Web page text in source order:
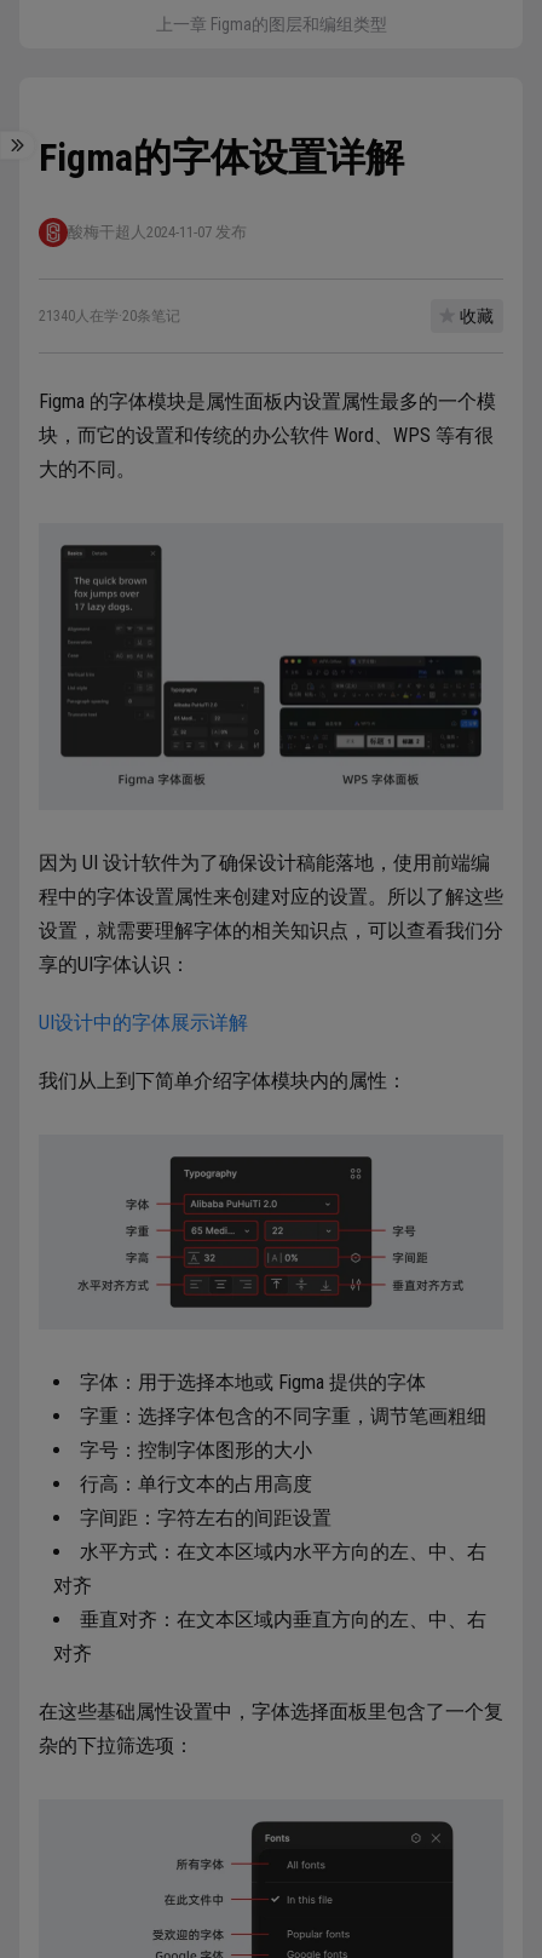
上一章 Figma的图层和编组类型
Figma的字体设置详解
酸梅干超人 2024-11-07 发布
21340人在学·20条笔记 收藏
Figma 的字体模块是属性面板内设置属性最多的一个模
块，而它的设置和传统的办公软件 Word、WPS 等有很
大的不同。
因为 UI 设计软件为了确保设计稿能落地，使用前端编
程中的字体设置属性来创建对应的设置。所以了解这些
设置，就需要理解字体的相关知识点，可以查看我们分
享的UI字体认识：
UI设计中的字体展示详解
我们从上到下简单介绍字体模块内的属性：
字体：用于选择本地或 Figma 提供的字体
字重：选择字体包含的不同字重，调节笔画粗细
字号：控制字体图形的大小
行高：单行文本的占用高度
字间距：字符左右的间距设置
水平方式：在文本区域内水平方向的左、中、右
对齐
垂直对齐：在文本区域内垂直方向的左、中、右
对齐
在这些基础属性设置中，字体选择面板里包含了一个复
杂的下拉筛选项：